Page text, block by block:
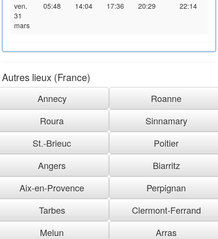
ven.
31
mars
05:48 14:04 17:36 20:29 22:14
Autres lieux (France)
Annecy
Roanne
Roura
Sinnamary
St.-Brieuc
Poitier
Angers
Biarritz
Aix-en-Provence
Perpignan
Tarbes
Clermont-Ferrand
Melun
Arras